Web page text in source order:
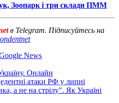
Зоопарк і три склади ПММ
в Telegram. Підписуйтесь на
News
Онлайн
атаки РФ у липні
а не на стрілу". Як Україні